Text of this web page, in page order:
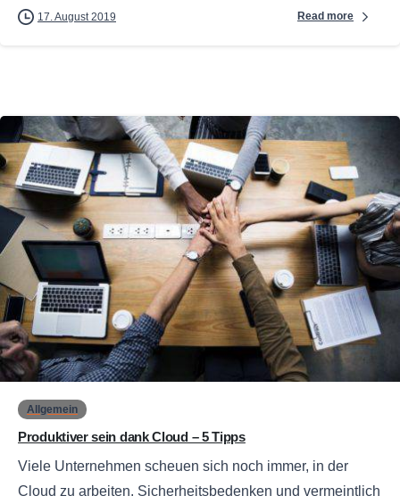
17. August 2019 Read more
0
Allgemein
Produktiver sein dank Cloud – 5 Tipps
Viele Unternehmen scheuen sich noch immer, in der
Cloud zu arbeiten. Sicherheitsbedenken und vermeintlich